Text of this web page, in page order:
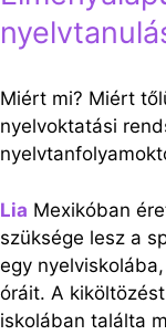
Miért mi? Miért
nyelvoktatási
Lia Mexikóban
szüksége lesz a
egy
óráit. A
iskolában találta